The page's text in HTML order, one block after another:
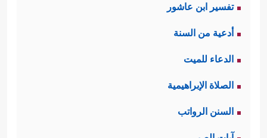
بطريقة أخرى، والذين تناولوا هذا
التصنيف حصَرُوه في ثلاثة:
والكافرين، والمنافقين﴾
تصنيفٌ رباعيٌّ أيضًا، ذَكَرَ الله فيه
المؤمنين، فالكافرين، فالمنافقين، ثم
تفسير ابن عاشور
أدعية من السنة
الدعاء للميت
الصلاة الإبراهيمية
السنن الرواتب